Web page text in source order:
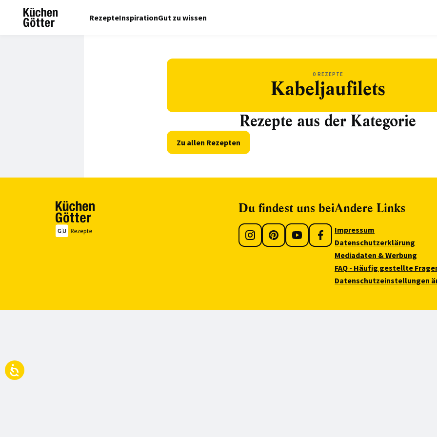
RezepteInspirationGut zu wissen
0 REZEPTE
Kabeljaufilets
Rezepte aus der Kategorie
Zu allen Rezepten
Du findest uns beiAndere Links
Impressum
Datenschutzerklärung
Mediadaten & Werbung
FAQ - Häufig gestellte
Datenschutzeinstellungen